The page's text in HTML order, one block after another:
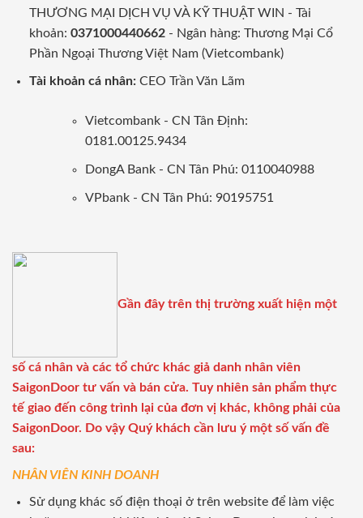
THƯƠNG MẠI DỊCH VỤ VÀ KỸ THUẬT WIN - Tài
khoản: 0371000440662- Ngân hàng: Thương Mại Cổ
Phần Ngoại Thương Việt Nam (Vietcombank)
Tài khoản cá nhân: CEO Trần Văn Lãm
Vietcombank - CN Tân Định:
0181.00125.9434
DongA Bank - CN Tân Phú: 0110040988
VPbank - CN Tân Phú: 90195751
Gần đây trên thị trường xuất hiện một
số cá nhân và các tổ chức khác giả danh nhân viên
SaigonDoor tư vấn và bán cửa. Tuy nhiên sản phẩm thực
tế giao đến công trình lại của đơn vị khác, không phải của
SaigonDoor. Do vậy Quý khách cần lưu ý một số vấn đề
sau:
NHÂN VIÊN KINH DOANH
Sử dụng khác số điện thoại ở trên website để làm việc